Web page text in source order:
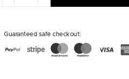
Guaranteed safe checkout: